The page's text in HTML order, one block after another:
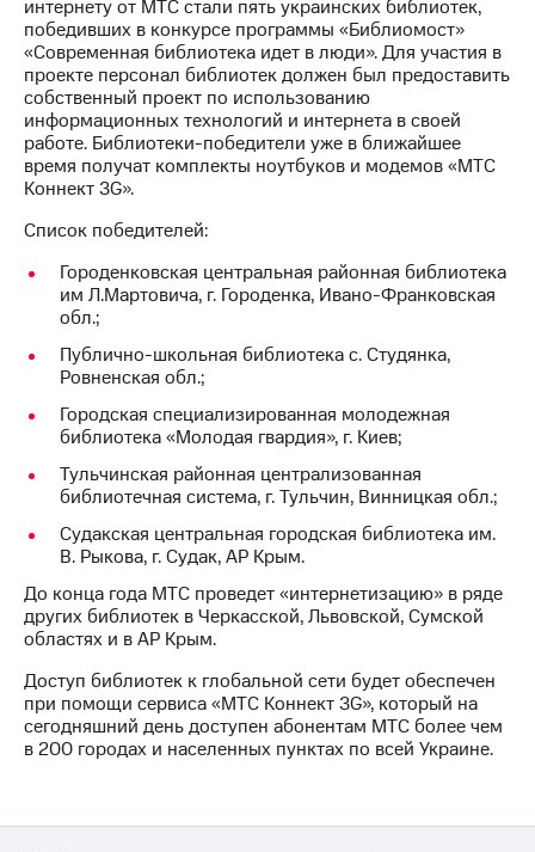
регионе
и акционерам
Корпоративное
управление
Корпоративный
секретарь
Раскрытие
информации
Информация
акционерам
Документы
Собрания
акционеров
Личный
кабинет
акционера
Акционерный
капитал
и
аудит
Рынок
акций
Описание
Программа
приобретения
Порядок
выкупа
интернету от МТС стали пять украинских библиотек,
победивших в конкурсе программы «Библиомост»
«Современная библиотека идет в люди». Для участия в
проекте персонал библиотек должен был предоставить
собственный проект по использованию
информационных технологий и интернета в своей
работе. Библиотеки-победители уже в ближайшее
время получат комплекты ноутбуков и модемов «МТС
Коннект 3G».
Список победителей:
Городенковская центральная районная библиотека
им Л.Мартовича, г. Городенка, Ивано-Франковская
обл.;
Публично-школьная библиотека с. Студянка,
Ровненская обл.;
Городская специализированная молодежная
библиотека «Молодая гвардия», г. Киев;
Тульчинская районная централизованная
библиотечная система, г. Тульчин, Винницкая обл.;
Судакская центральная городская библиотека им.
В. Рыкова, г. Судак, АР Крым.
До конца года МТС проведет «интернетизацию» в ряде
других библиотек в Черкасской, Львовской, Сумской
областях и в АР Крым.
Доступ библиотек к глобальной сети будет обеспечен
при помощи сервиса «МТС Коннект 3G», который на
сегодняшний день доступен абонентам МТС более чем
в 200 городах и населенных пунктах по всей Украине.